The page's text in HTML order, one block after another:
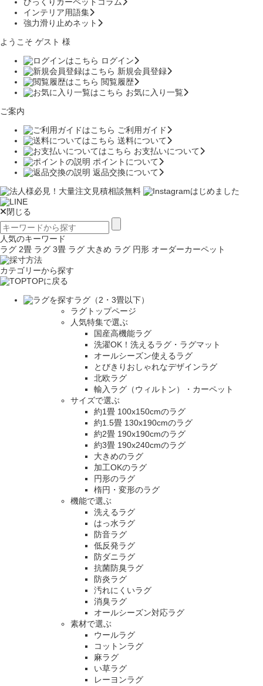
びっくりカーペットコラム
インテリア用語集
強力滑り止めネット
ようこそ ゲスト 様
ログイン
新規会員登録
閲覧履歴
お気に入り一覧
ご案内
ご利用ガイド
送料について
お支払いについて
ポイントについて
返品交換について
閉じる
人気のキーワード
ラグ 2畳 ラグ 3畳 ラグ 大きめ ラグ 円形 オーダーカーペット
カテゴリーから探す
TOPに戻る
ラグ（2・3畳以下）
ラグトップページ
人気特集で選ぶ
国産高機能ラグ
洗濯OK！洗えるラグ・ラグマット
オールシーズン使えるラグ
とびきりおしゃれなデザインラグ
北欧ラグ
輸入ラグ（ウィルトン）・カーペット
サイズで選ぶ
約1畳 100x150cmのラグ
約1.5畳 130x190cmのラグ
約2畳 190x190cmのラグ
約3畳 190x240cmのラグ
大きめのラグ
加工OKのラグ
円形のラグ
楕円・変形のラグ
機能で選ぶ
洗えるラグ
はっ水ラグ
防音ラグ
低反発ラグ
防ダニラグ
抗菌防臭ラグ
防炎ラグ
汚れにくいラグ
消臭ラグ
オールシーズン対応ラグ
素材で選ぶ
ウールラグ
コットンラグ
麻ラグ
い草ラグ
レーヨンラグ